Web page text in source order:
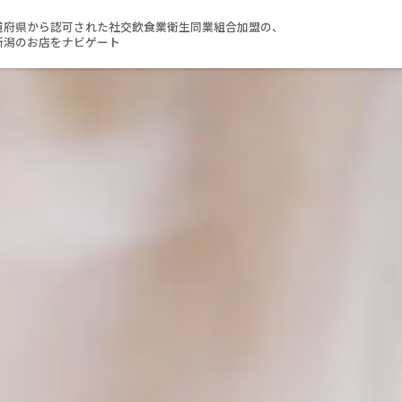
県から認可された社交飲食業衛生同業組合加盟の、
のお店をナビゲート